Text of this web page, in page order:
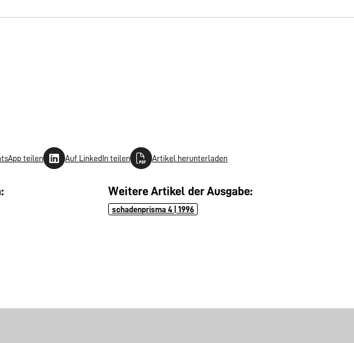
teilen Auf LinkedIn teilen Artikel herunterladen
Weitere Artikel der Ausgabe:
schadenprisma 4 | 1996